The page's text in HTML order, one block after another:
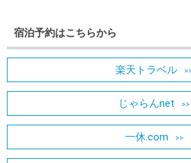
宿泊予約はこちらから
楽天トラベル
じゃらんnet
一休.com